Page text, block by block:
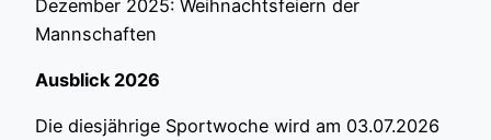
Dezember 2025: Weihnachtsfeiern der
Mannschaften
Ausblick 2026
Die diesjährige Sportwoche wird am 03.07.2026